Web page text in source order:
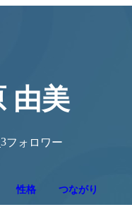
由美
3フォロワー
性格 つながり